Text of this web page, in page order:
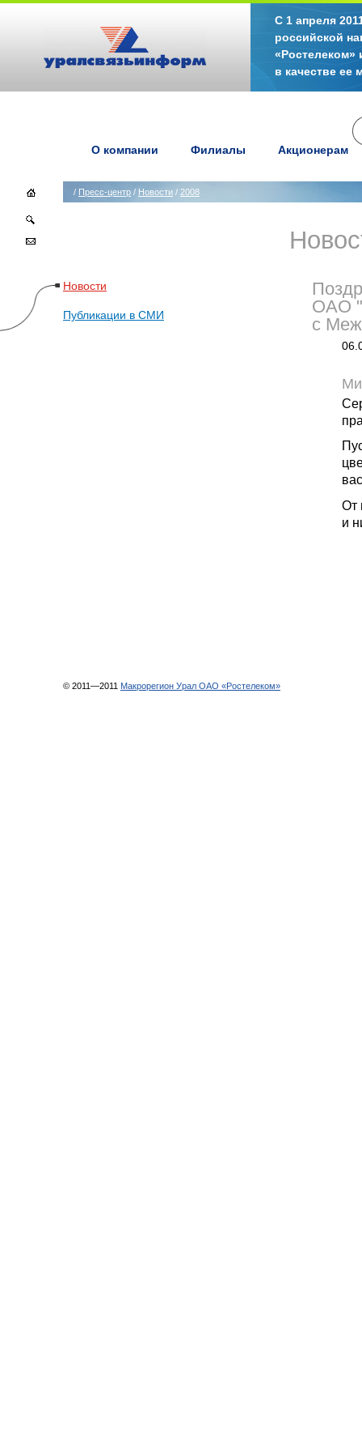
С 1 апреля
российской
«Ростелеком»
в качестве ее
О компании Филиалы Акционерам
/ Пресс-центр / Новости / 2008
Новости
Публикации в СМИ
ОАО
с
От
и
© 2011—2011 Макрорегион Урал ОАО «Ростелеком»